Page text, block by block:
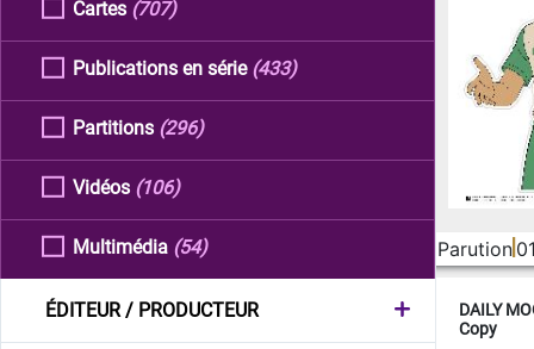
Cartes (707)
Publications en série (433)
Partitions (296)
Vidéos (106)
Multimédia (54)
ÉDITEUR / PRODUCTEUR
Parution
DAILY
Copy